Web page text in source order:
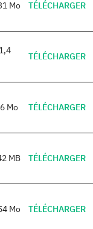
Mo TÉLÉCHARGER
TÉLÉCHARGER
Mo TÉLÉCHARGER
MB TÉLÉCHARGER
Mo TÉLÉCHARGER